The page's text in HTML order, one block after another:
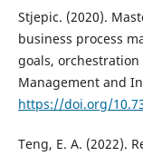
Stjepic. (2020).
business process
goals,
Management and
https://doi.org/
Teng, E. A. (2022).